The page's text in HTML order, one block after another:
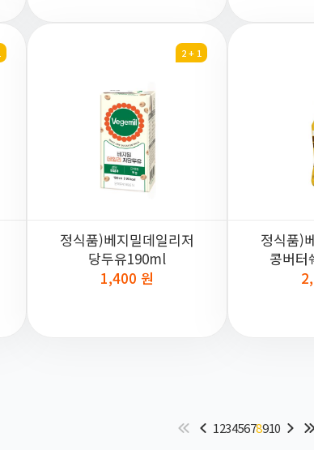
2 + 1
정식품)베지밀데일리저
당두유190ml
1,400 원
정식품)
콩버
12345678910